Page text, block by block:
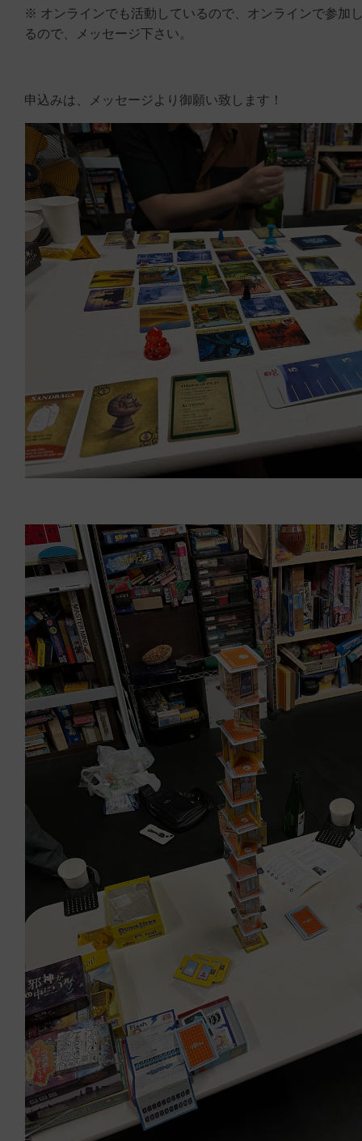
※ オンラインでも活動しているので、オンラインで参加
るので、メッセージ下さい。
申込みは、メッセージより御願い致します！